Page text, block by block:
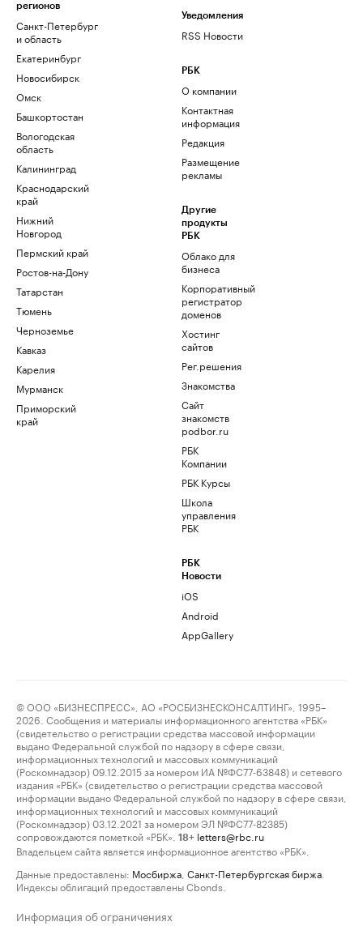
регионов
Санкт-Петербург
и область
Екатеринбург
Новосибирск
Омск
Башкортостан
Вологодская
область
Калининград
Краснодарский
край
Нижний
Новгород
Пермский край
Ростов-на-Дону
Татарстан
Тюмень
Черноземье
Кавказ
Карелия
Мурманск
Приморский
край
Уведомления
RSS Новости
РБК
О компании
Контактная
информация
Редакция
Размещение
рекламы
Другие
продукты
РБК
Облако для
бизнеса
Корпоративный
регистратор
доменов
Хостинг
сайтов
Рег.решения
Знакомства
Сайт
знакомств
podbor.ru
РБК
Компании
РБК Курсы
Школа
управления
РБК
РБК
Новости
iOS
Android
AppGallery
© ООО «БИЗНЕСПРЕСС», АО «РОСБИЗНЕСКОНСАЛТИНГ», 1995–
2026. Сообщения и материалы информационного агентства «РБК»
(свидетельство о регистрации средства массовой информации
выдано Федеральной службой по надзору в сфере связи,
информационных технологий и массовых коммуникаций
(Роскомнадзор) 09.12.2015 за номером ИА №ФС77-63848) и сетевого
издания «РБК» (свидетельство о регистрации средства массовой
информации выдано Федеральной службой по надзору в сфере связи,
информационных технологий и массовых коммуникаций
(Роскомнадзор) 03.12.2021 за номером ЭЛ №ФС77-82385)
сопровождаются пометкой «РБК».
18+ letters@rbc.ru
Владельцем сайта является информационное агентство «РБК».
Данные предоставлены: Мосбиржа Санкт-Петербургская биржа
Индексы облигаций предоставлены Cbonds.
Информация об ограничениях